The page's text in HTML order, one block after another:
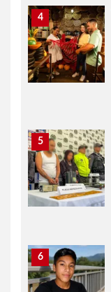
4
5
6